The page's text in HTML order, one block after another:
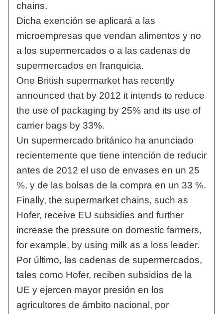
chains.
Dicha exención se aplicará a las
microempresas que vendan alimentos y no
a los supermercados o a las cadenas de
supermercados en franquicia.
One British supermarket has recently
announced that by 2012 it intends to reduce
the use of packaging by 25% and its use of
carrier bags by 33%.
Un supermercado británico ha anunciado
recientemente que tiene intención de reducir
antes de 2012 el uso de envases en un 25
%, y de las bolsas de la compra en un 33 %.
Finally, the supermarket chains, such as
Hofer, receive EU subsidies and further
increase the pressure on domestic farmers,
for example, by using milk as a loss leader.
Por último, las cadenas de supermercados,
tales como Hofer, reciben subsidios de la
UE y ejercen mayor presión en los
agricultores de ámbito nacional, por